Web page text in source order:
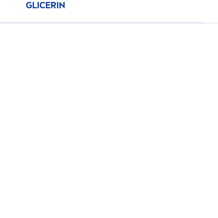
GLICERIN